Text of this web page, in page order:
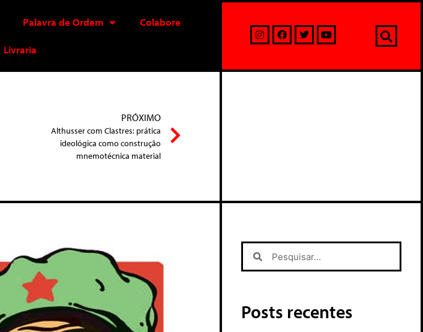
Palavra de Ordem Colabore
Livraria
PRÓXIMO
Althusser com Clastres: prática
ideológica como construção
mnemotécnica material
Posts recentes